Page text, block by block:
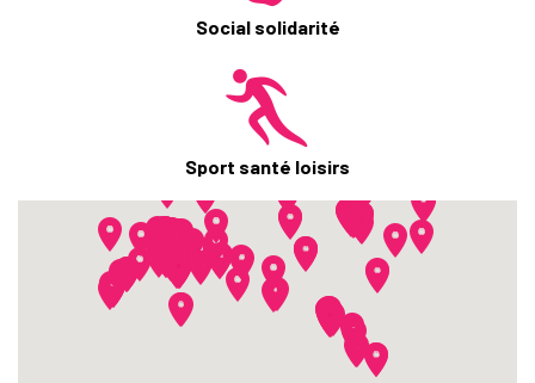
Social solidarité
Sport santé loisirs